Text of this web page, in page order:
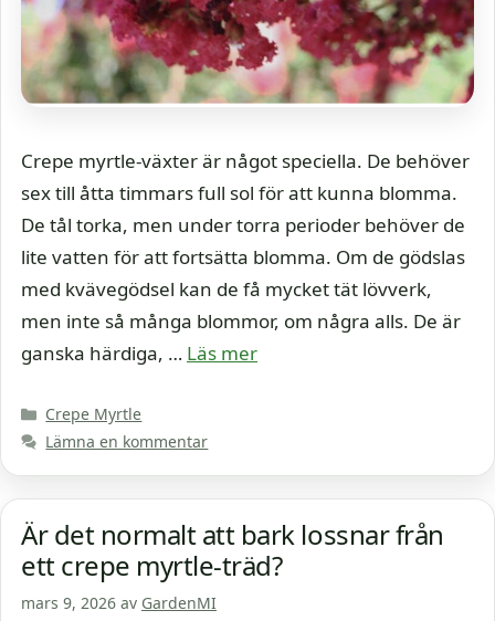
Crepe myrtle-växter är något speciella. De behöver
sex till åtta timmars full sol för att kunna blomma.
De tål torka, men under torra perioder behöver de
lite vatten för att fortsätta blomma. Om de gödslas
med kvävegödsel kan de få mycket tät lövverk,
men inte så många blommor, om några alls. De är
ganska härdiga, … Läs mer
Kategorier
Crepe Myrtle
Lämna en kommentar
Är det normalt att bark lossnar från
ett crepe myrtle-träd?
mars 9, 2026 av GardenMI